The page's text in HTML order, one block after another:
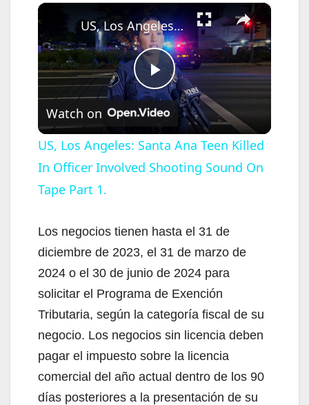
×
P
l
a
V
i
d
e
US, Los Angeles: Santa Ana Teen Killed In Officer Involved Shooting Sound On Tape Part 1.
Watch on
US, Los Angeles: Santa Ana Teen Killed
In Officer Involved Shooting Sound On
Tape Part 1.
Los negocios tienen hasta el 31 de
diciembre de 2023, el 31 de marzo de
2024 o el 30 de junio de 2024 para
solicitar el Programa de Exención
Tributaria, según la categoría fiscal de su
negocio. Los negocios sin licencia deben
pagar el impuesto sobre la licencia
comercial del año actual dentro de los 90
días posteriores a la presentación de su